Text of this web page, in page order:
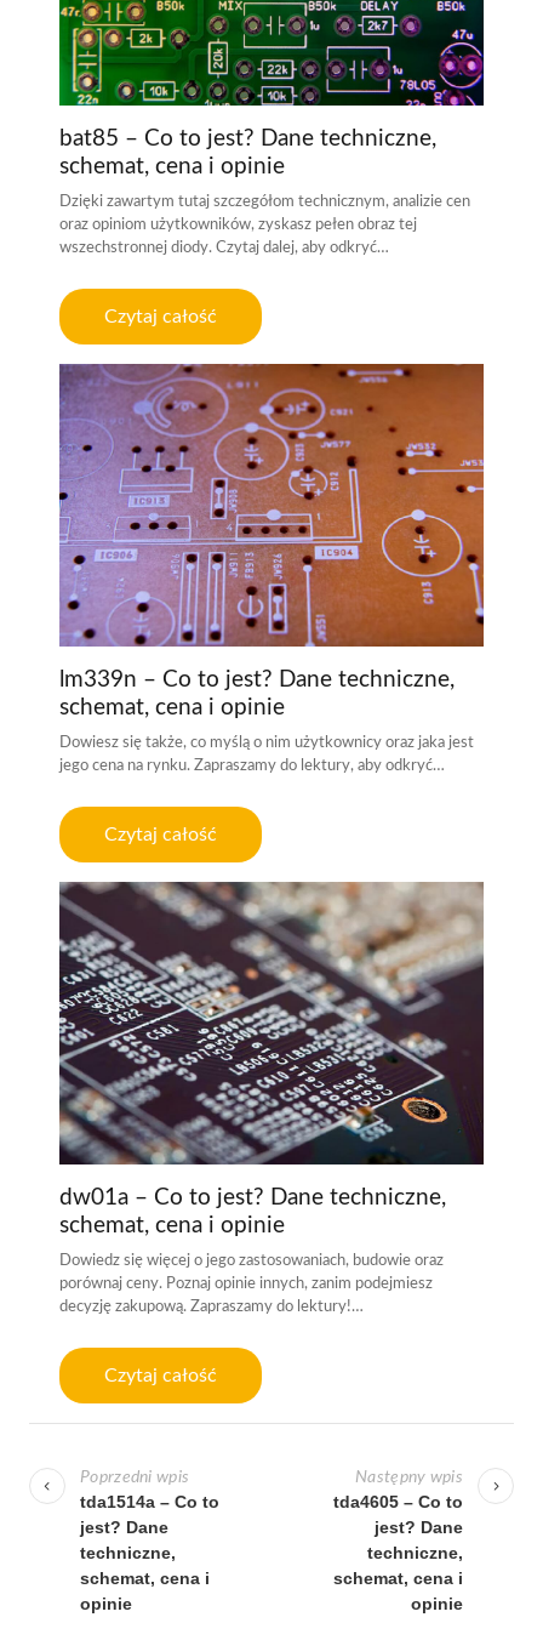
bat85 – Co to jest? Dane techniczne,
schemat, cena i opinie
Dzięki zawartym tutaj szczegółom technicznym, analizie cen
oraz opiniom użytkowników, zyskasz pełen obraz tej
wszechstronnej diody. Czytaj dalej, aby odkryć…
Czytaj całość
lm339n – Co to jest? Dane techniczne,
schemat, cena i opinie
Dowiesz się także, co myślą o nim użytkownicy oraz jaka jest
jego cena na rynku. Zapraszamy do lektury, aby odkryć…
Czytaj całość
dw01a – Co to jest? Dane techniczne,
schemat, cena i opinie
Dowiedz się więcej o jego zastosowaniach, budowie oraz
porównaj ceny. Poznaj opinie innych, zanim podejmiesz
decyzję zakupową. Zapraszamy do lektury!…
Czytaj całość
a
w
Poprzedni wpis
tda1514a – Co to
jest? Dane
techniczne,
schemat, cena i
opinie
Następny wpis
tda4605 – Co to
jest? Dane
techniczne,
schemat, cena i
opinie